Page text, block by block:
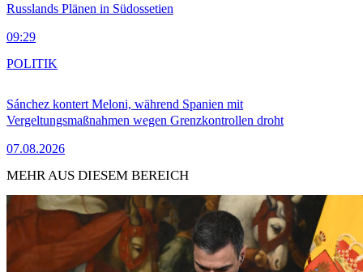
Russlands Plänen in Südossetien
09:29
Sánchez kontert Meloni, während Spanien mit
Vergeltungsmaßnahmen wegen Grenzkontrollen droht
07.08.2026
POLITIK
MEHR AUS DIESEM BEREICH